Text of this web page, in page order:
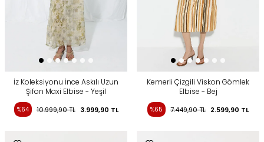
İz Koleksiyonu İnce Askılı Uzun
Şifon Maxi Elbise - Yeşil
%64 10.999,90TL 3.999,90 TL
Kemerli Çizgili Viskon Gömlek
Elbise - Bej
%65 7.449,90TL 2.599,90 TL